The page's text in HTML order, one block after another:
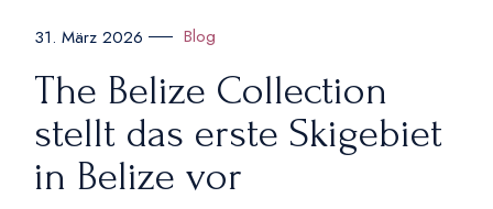
31. März 2026 Blog
The Belize Collection
stellt das erste Skigebiet
in Belize vor